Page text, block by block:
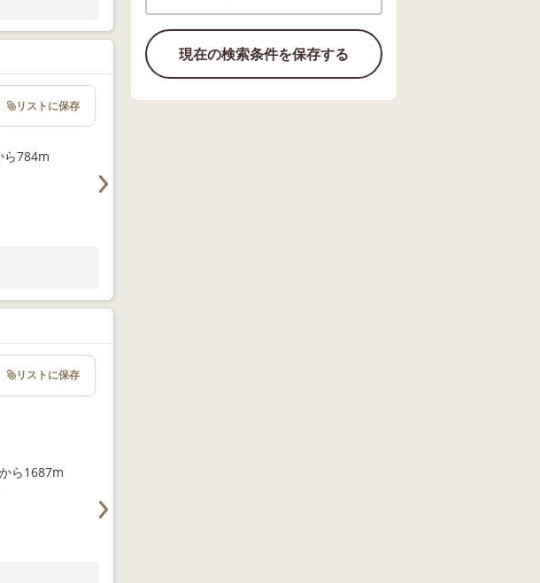
ら784m
リストに保存
ら1687m
リストに保存
現在の検索条件を保存する